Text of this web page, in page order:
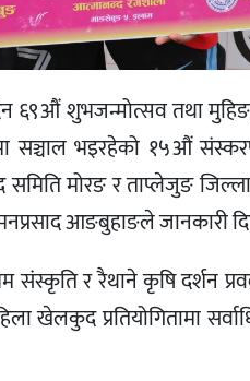
६९औं शुभजन्मोत्सव तथा
सञ्चाल भइरहेको १५औं
मोरङ र ताप्लेजुङ
आङबुहाङले जानकारी
र रैथाने कृषि दर्शन
खेलकुद प्रतियोगितामा